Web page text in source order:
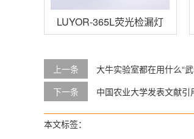
LUYOR-365L荧光检漏灯
上一条
大牛实验室都在用什么“
下一条
中国农业大学发表文献引
本文标签：